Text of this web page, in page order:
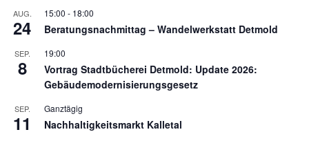
AUG.
24
15:00 - 18:00
Beratungsnachmittag – Wandelwerkstatt Detmold
SEP.
8
19:00
Vortrag Stadtbücherei Detmold: Update 2026:
Gebäudemodernisierungsgesetz
SEP.
11
Ganztägig
Nachhaltigkeitsmarkt Kalletal